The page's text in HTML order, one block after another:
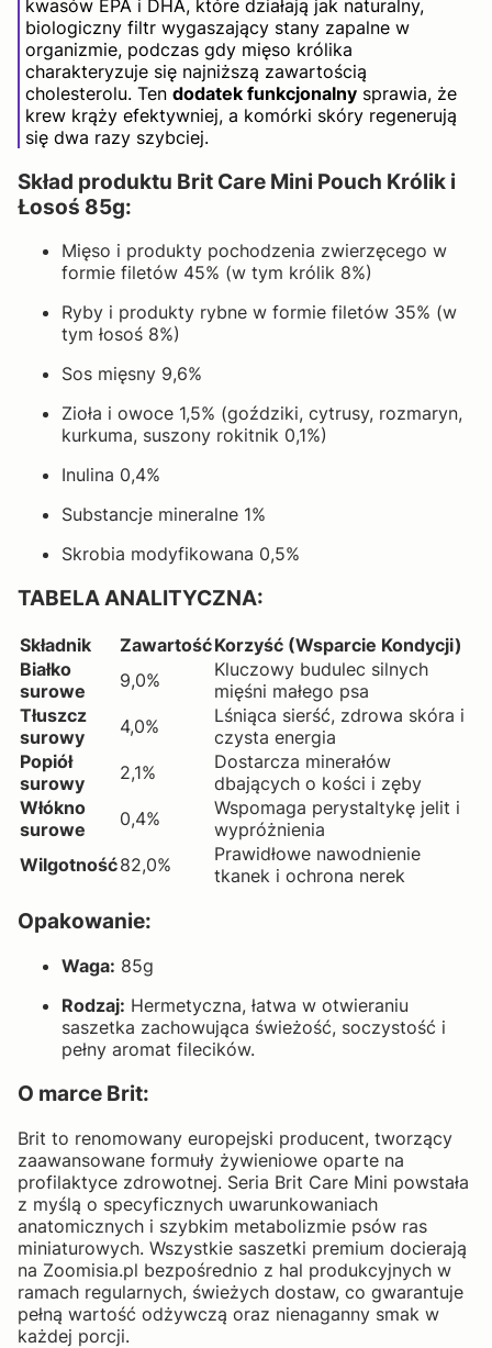
kwasów EPA i DHA, które działają jak naturalny,
biologiczny filtr wygaszający stany zapalne w
organizmie, podczas gdy mięso królika
charakteryzuje się najniższą zawartością
cholesterolu. Ten dodatek funkcjonalny sprawia, że
krew krąży efektywniej, a komórki skóry regenerują
się dwa razy szybciej.
Skład produktu Brit Care Mini Pouch Królik i
Łosoś 85g:
Mięso i produkty pochodzenia zwierzęcego w
formie filetów 45% (w tym królik 8%)
Ryby i produkty rybne w formie filetów 35% (w
tym łosoś 8%)
Sos mięsny 9,6%
Zioła i owoce 1,5% (goździki, cytrusy, rozmaryn,
kurkuma, suszony rokitnik 0,1%)
Inulina 0,4%
Substancje mineralne 1%
Skrobia modyfikowana 0,5%
TABELA ANALITYCZNA:
Składnik ZawartośćKorzyść (Wsparcie Kondycji)
Białko
surowe
9,0%
Kluczowy budulec silnych
mięśni małego psa
Tłuszcz
surowy
4,0%
Lśniąca sierść, zdrowa skóra i
czysta energia
Popiół
surowy
2,1%
Dostarcza minerałów
dbających o kości i zęby
Włókno
surowe
0,4%
Wspomaga perystaltykę jelit i
wypróżnienia
Wilgotność82,0%
Prawidłowe nawodnienie
tkanek i ochrona nerek
Opakowanie:
Waga: 85g
Rodzaj: Hermetyczna, łatwa w otwieraniu
saszetka zachowująca świeżość, soczystość i
pełny aromat filecików.
O marce Brit:
Brit to renomowany europejski producent, tworzący
zaawansowane formuły żywieniowe oparte na
profilaktyce zdrowotnej. Seria Brit Care Mini powstała
z myślą o specyficznych uwarunkowaniach
anatomicznych i szybkim metabolizmie psów ras
miniaturowych. Wszystkie saszetki premium docierają
na Zoomisia.pl bezpośrednio z hal produkcyjnych w
ramach regularnych, świeżych dostaw, co gwarantuje
pełną wartość odżywczą oraz nienaganny smak w
każdej porcji.